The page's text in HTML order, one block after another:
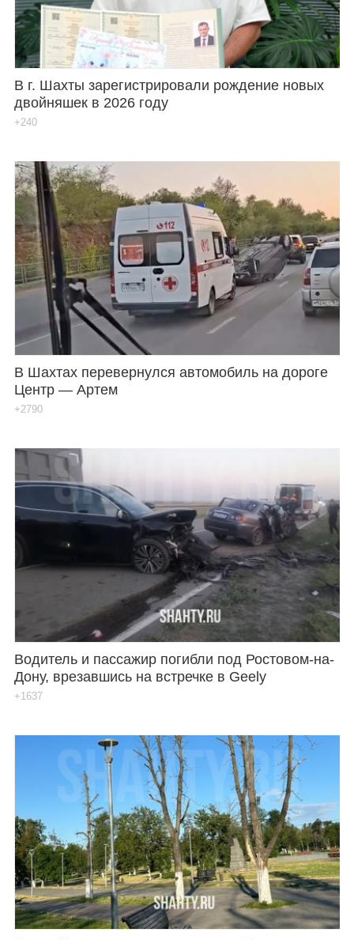
В г. Шахты зарегистрировали рождение новых
двойняшек в 2026 году
+240
В Шахтах перевернулся автомобиль на дороге
Центр — Артем
+2790
Водитель и пассажир погибли под Ростовом-на-
Дону, врезавшись на встречке в Geely
+1637